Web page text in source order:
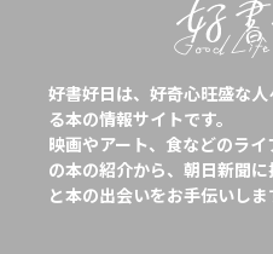
好書好日は、好奇心旺盛な
る本の情報サイトです。
映画やアート、食などのラ
の本の紹介から、朝日新聞
と本の出会いをお手伝いしま